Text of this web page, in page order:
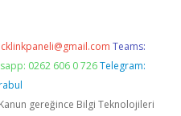
Teams:
0262 606 0 726 Telegram:
Kanun gereğince Bilgi Teknolojileri